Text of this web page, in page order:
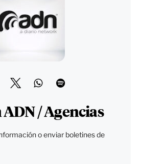
/ Agencias
o enviar boletines de